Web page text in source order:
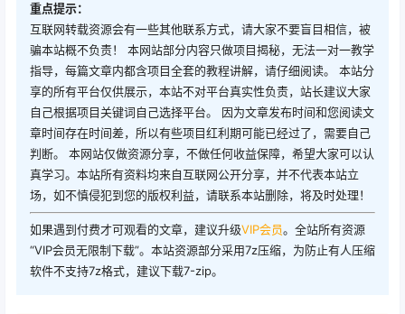
重点提示：
互联网转载资源会有一些其他联系方式，请大家不要盲目相信，被
骗本站概不负责！ 本网站部分内容只做项目揭秘，无法一对一教学
指导，每篇文章内都含项目全套的教程讲解，请仔细阅读。 本站分
享的所有平台仅供展示，本站不对平台真实性负责，站长建议大家
自己根据项目关键词自己选择平台。 因为文章发布时间和您阅读文
章时间存在时间差，所以有些项目红利期可能已经过了，需要自己
判断。 本网站仅做资源分享，不做任何收益保障，希望大家可以认
真学习。本站所有资料均来自互联网公开分享，并不代表本站立
场，如不慎侵犯到您的版权利益，请联系本站删除，将及时处理！
如果遇到付费才可观看的文章，建议升级VIP会员。全站所有资源
“VIP会员无限制下载”。本站资源部分采用7z压缩，为防止有人压缩
软件不支持7z格式，建议下载7-zip。